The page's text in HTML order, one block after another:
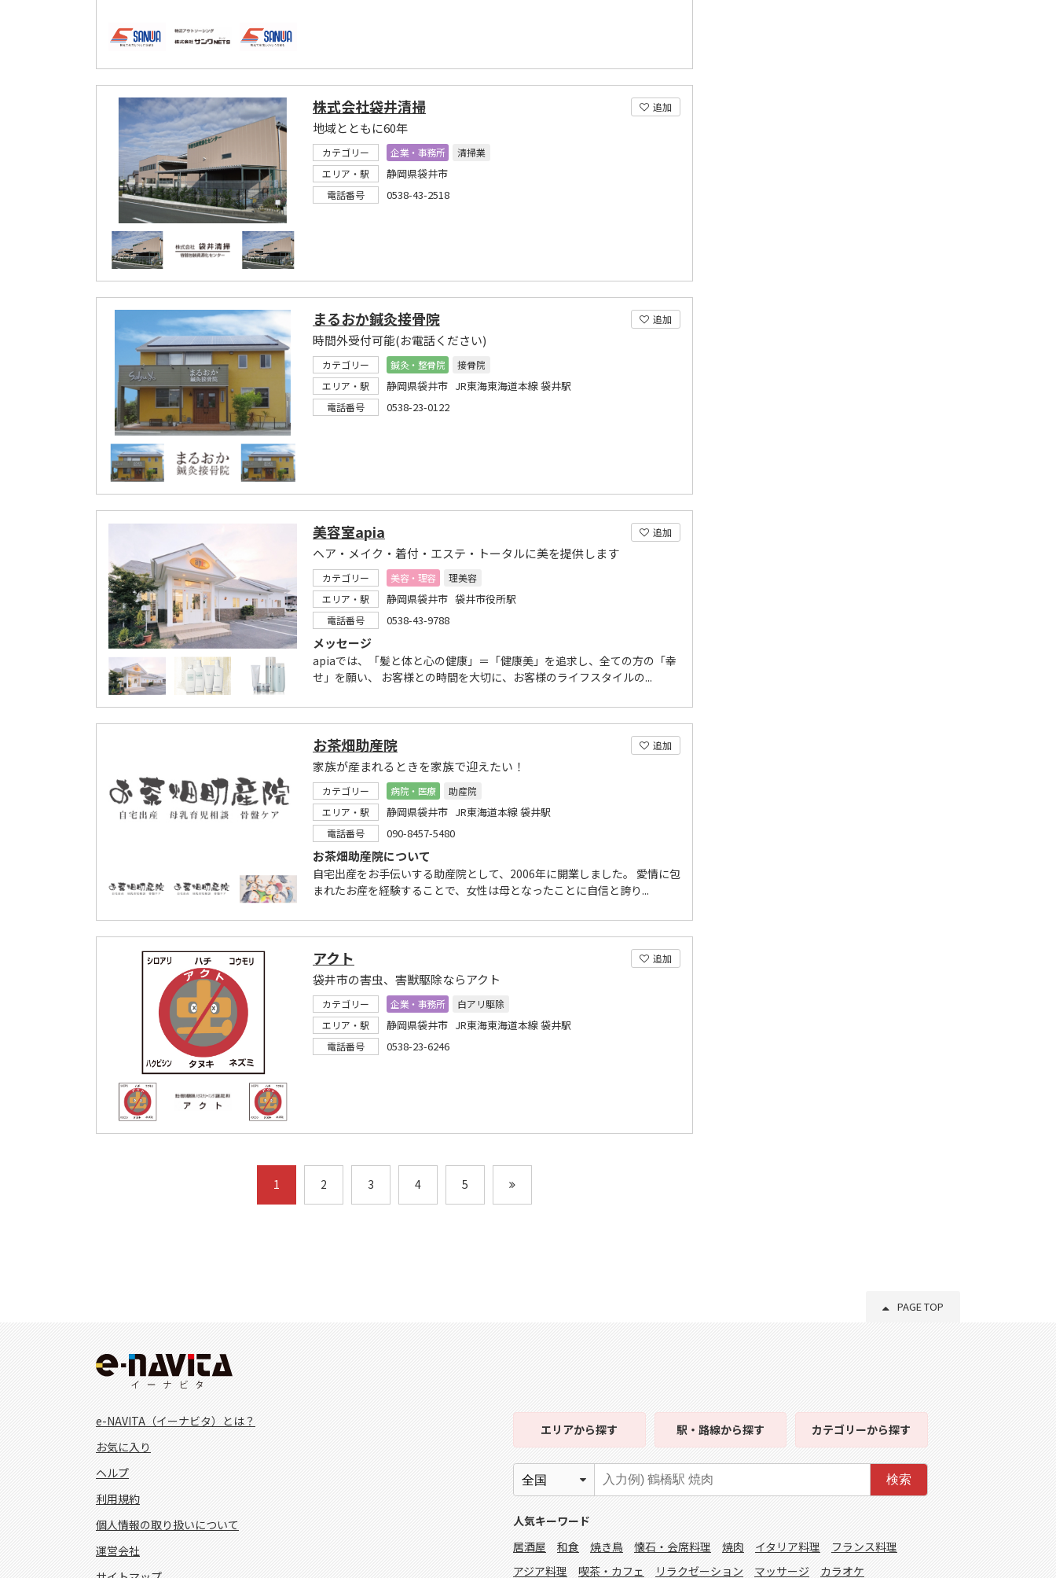
追加
株式会社袋井清掃
地域とともに60年
カテゴリー 企業・事務所
清掃業
エリア・駅
静岡県袋井市
電話番号 0538-43-2518
追加
まるおか鍼灸接骨院
時間外受付可能(お電話ください)
カテゴリー 鍼灸・整骨院
接骨院
エリア・駅
静岡県袋井市 JR東海東海道本線 袋井駅
電話番号 0538-23-0122
追加
美容室apia
ヘア・メイク・着付・エステ・トータルに美を提供します
カテゴリー 美容・理容
理美容
エリア・駅
静岡県袋井市 袋井市役所駅
電話番号 0538-43-9788
メッセージ
apiaでは、「髪と体と心の健康」＝「健康美」を追求し、全ての方の「幸
せ」を願い、 お客様との時間を大切に、お客様のライフスタイルの...
追加
お茶畑助産院
家族が産まれるときを家族で迎えたい！
カテゴリー 病院・医療
助産院
エリア・駅
静岡県袋井市 JR東海道本線 袋井駅
電話番号 090-8457-5480
お茶畑助産院について
自宅出産をお手伝いする助産院として、2006年に開業しました。 愛情に包
まれたお産を経験することで、女性は母となったことに自信と誇り...
追加
アクト
袋井市の害虫、害獣駆除ならアクト
カテゴリー 企業・事務所
白アリ駆除
エリア・駅
静岡県袋井市 JR東海東海道本線 袋井駅
電話番号 0538-23-6246
1 2 3 4 5
PAGE TOP
e-NAVITA（イーナビタ）とは？
お気に入り
ヘルプ
利用規約
個人情報の取り扱いについて
運営会社
エリアから探す 駅・路線から探す カテゴリーから探す
検索
人気キーワード
居酒屋
和食 焼き鳥 懐石・会席料理 焼肉 イタリア料理
フランス料理
アジア料理
喫茶・カフェ リラクゼーション マッサージ カラオケ